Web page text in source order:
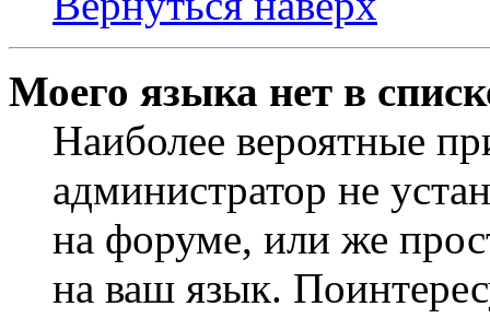
Моего языка нет в
Наиболее вероятные
администратор не
на форуме, или же
на ваш язык.